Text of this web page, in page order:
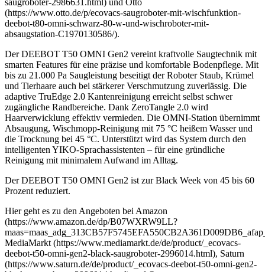
saugroboter-2986631.html) und Otto
(https://www.otto.de/p/ecovacs-saugroboter-mit-wischfunktion-
deebot-t80-omni-schwarz-80-w-und-wischroboter-mit-
absaugstation-C1970130586/).
Der DEEBOT T50 OMNI Gen2 vereint kraftvolle Saugtechnik mit
smarten Features für eine präzise und komfortable Bodenpflege. Mit
bis zu 21.000 Pa Saugleistung beseitigt der Roboter Staub, Krümel
und Tierhaare auch bei stärkerer Verschmutzung zuverlässig. Die
adaptive TruEdge 2.0 Kantenreinigung erreicht selbst schwer
zugängliche Randbereiche. Dank ZeroTangle 2.0 wird
Haarverwicklung effektiv vermieden. Die OMNI-Station übernimmt
Absaugung, Wischmopp-Reinigung mit 75 °C heißem Wasser und
die Trocknung bei 45 °C. Unterstützt wird das System durch den
intelligenten YIKO-Sprachassistenten – für eine gründliche
Reinigung mit minimalem Aufwand im Alltag.
Der DEEBOT T50 OMNI Gen2 ist zur Black Week von 45 bis 60
Prozent reduziert.
Hier geht es zu den Angeboten bei Amazon
(https://www.amazon.de/dp/B07WXRW9LL?
MediaMarkt (https://www.mediamarkt.de/de/product/_ecovacs-
deebot-t50-omni-gen2-black-saugroboter-2996014.html), Saturn
(https://www.saturn.de/de/product/_ecovacs-deebot-t50-omni-gen2-